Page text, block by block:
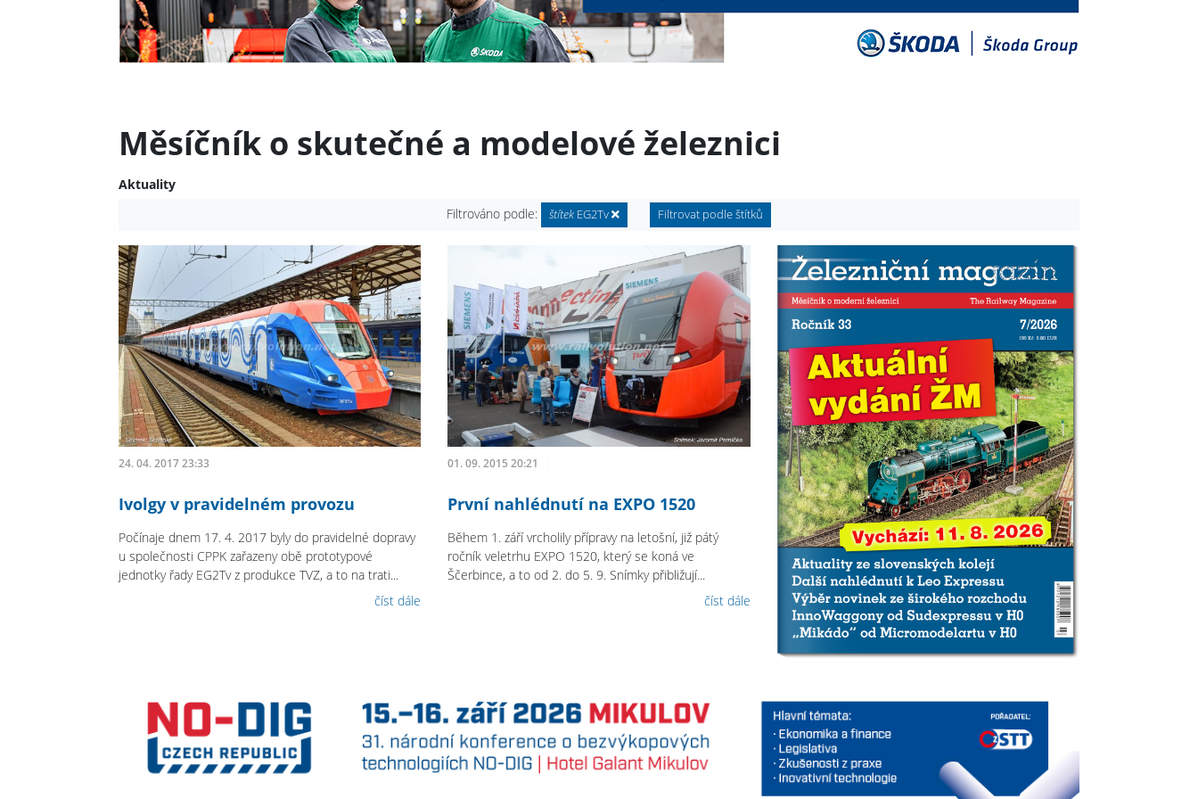
Měsíčník o skutečné a modelové železnici
Aktuality
Filtrováno podle:
štítekEG2Tv Filtrovat podle štítků
24. 04. 2017 23:33
Ivolgy v pravidelném provozu
Počínaje dnem 17. 4. 2017 byly do pravidelné dopravy
u společnosti CPPK zařazeny obě prototypové
jednotky řady EG2Tv z produkce TVZ, a to na trati...
číst dále
01. 09. 2015 20:21
První nahlédnutí na EXPO 1520
Během 1. září vrcholily přípravy na letošní, již pátý
ročník veletrhu EXPO 1520, který se koná ve
Ščerbince, a to od 2. do 5. 9. Snímky přibližují...
číst dále